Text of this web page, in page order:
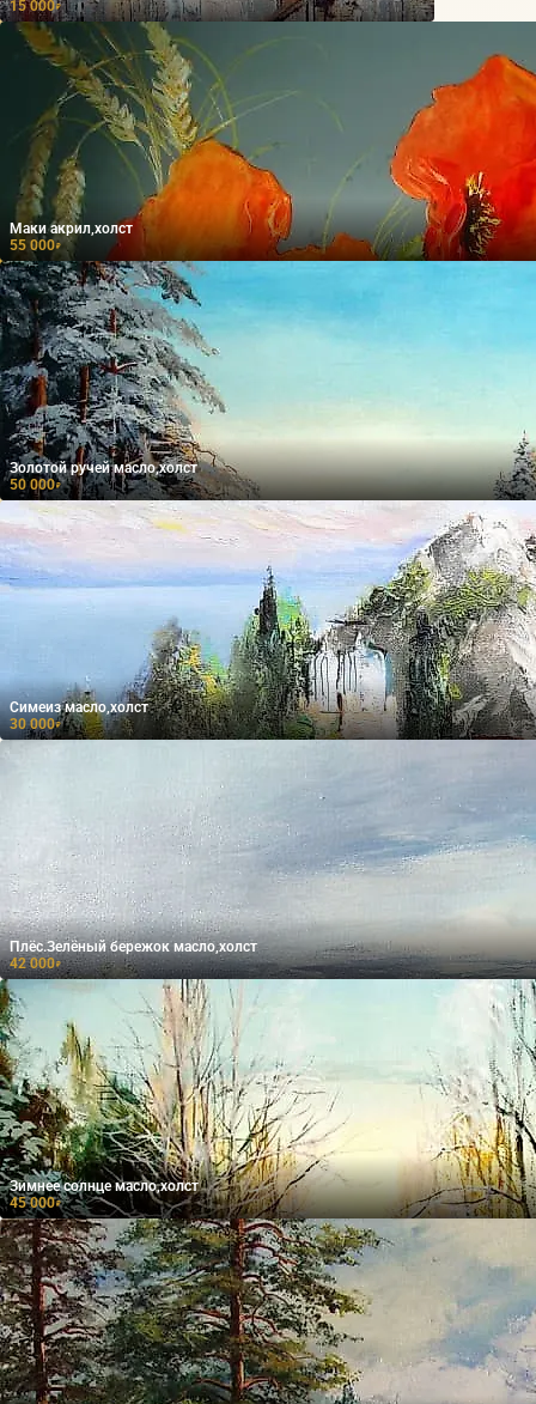
15 000₽
Маки акрил,холст
55 000₽
Золотой ручей масло,холст
50 000₽
Симеиз масло,холст
30 000₽
Плёс.Зелёный бережок масло,холст
42 000₽
Зимнее солнце масло,холст
45 000₽